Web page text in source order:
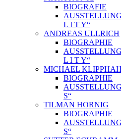
BIOGRAFIE
L I T Y“
ANDREAS ULLRICH
BIOGRAPHIE
L I T Y“
MICHAEL
BIOGRAPHIE
S“
TILMAN HORNIG
BIOGRAPHIE
S“